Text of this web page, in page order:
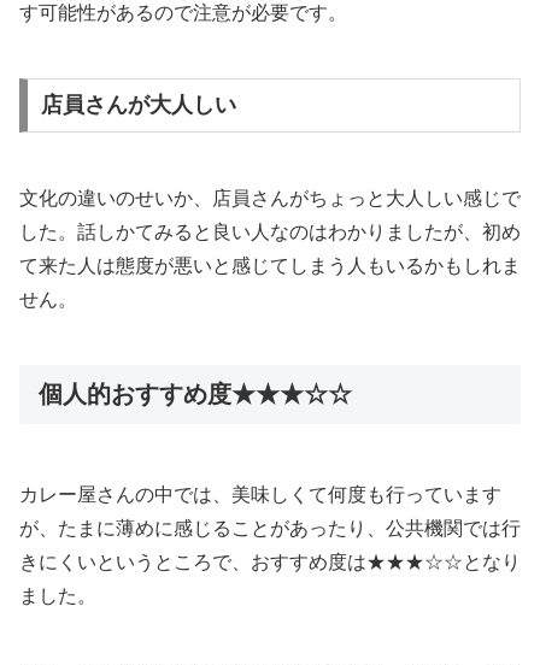
す可能性があるので注意が必要です。
店員さんが大人しい
文化の違いのせいか、店員さんがちょっと大人しい感じで
した。話しかてみると良い人なのはわかりましたが、初め
て来た人は態度が悪いと感じてしまう人もいるかもしれま
せん。
個人的おすすめ度★★★☆☆
カレー屋さんの中では、美味しくて何度も行っています
が、たまに薄めに感じることがあったり、公共機関では行
きにくいというところで、おすすめ度は★★★☆☆となり
ました。